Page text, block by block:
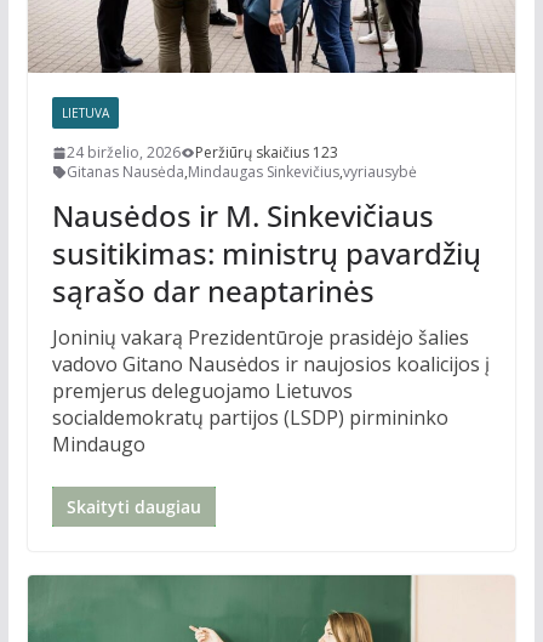
LIETUVA
24 birželio, 2026
Peržiūrų skaičius 123
Gitanas Nausėda,Mindaugas Sinkevičius,vyriausybė
Nausėdos ir M. Sinkevičiaus
susitikimas: ministrų pavardžių
sąrašo dar neaptarinės
Joninių vakarą Prezidentūroje prasidėjo šalies
vadovo Gitano Nausėdos ir naujosios koalicijos į
premjerus deleguojamo Lietuvos
socialdemokratų partijos (LSDP) pirmininko
Mindaugo
Skaityti daugiau